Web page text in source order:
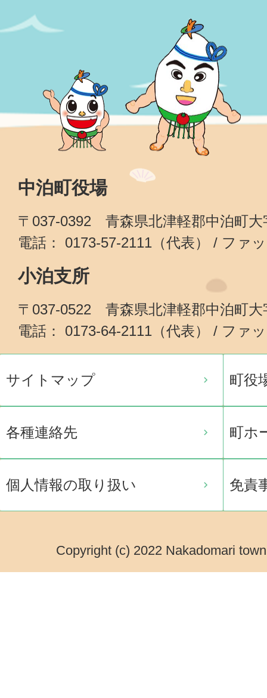
中泊町役場
〒037-0392 青森県北津軽郡中泊町大
電話： 0173-57-2111（代表） / ファ
小泊支所
〒037-0522 青森県北津軽郡中泊町大
電話： 0173-64-2111（代表） / ファ
サイトマップ 町役
各種連絡先 町ホ
個人情報の取り扱い 免責
Copyright (c) 2022 Nakadomari